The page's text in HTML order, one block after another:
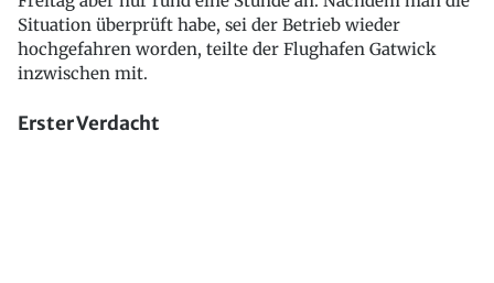
Situation überprüft habe, sei der Betrieb wieder
hochgefahren worden, teilte der Flughafen Gatwick
inzwischen mit.
Erster Verdacht